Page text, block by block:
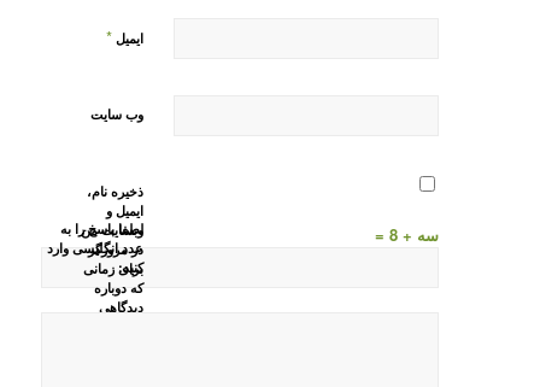
ایمیل *
وب‌ سایت
ذخیره نام،
ایمیل و
وبسایت من
در مرورگر
برای زمانی
که دوباره
دیدگاهی
لطفا پاسخ را به
عدد انگلیسی وارد
کنید:
سه + 8 =